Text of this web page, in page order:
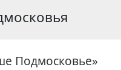
Подмосковье»